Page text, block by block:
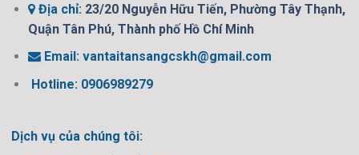
Địa chỉ: 23/20 Nguyễn Hữu Tiến, Phường Tây Thạnh,
Quận Tân Phú, Thành phố Hồ Chí Minh
Email:vantaitansangcskh@gmail.com
Hotline: 0906989279
Dịch vụ của chúng tôi: